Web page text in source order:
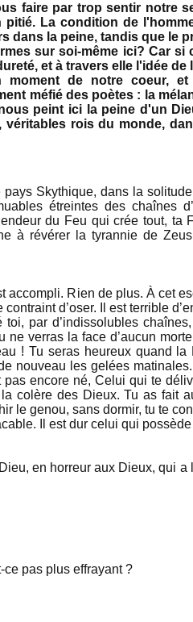
faire par trop sentir notre
La condition de
dans la peine, tandis que le
sur soi-même ici? Car si
et à travers elle l'idée
moment de notre coeur,
méfié des poètes : la
peint ici la peine d'un
rois du monde,
Skythique, dans la
étreintes des chaînes
du Feu qui crée tout, ta
à révérer la tyrannie de
accompli. Rien de plus. À cet
d’oser. Il est terrible
par d’indissolubles
verras la face d’aucun
! Tu seras heureux quand
nouveau les gelées
pas encore né, Celui qui te
colère des Dieux. Tu as fait
le genou, sans dormir, tu te
Il est dur celui qui
en horreur aux Dieux, qui a
pas plus effrayant ?